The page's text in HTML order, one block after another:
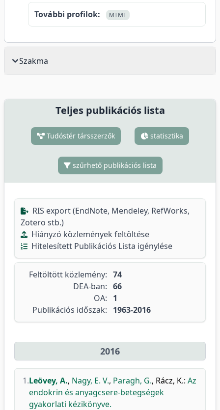
További profilok: MTMT
Szakma
Teljes publikációs lista
Tudóstér társszerzők statisztika
szűrhető publikációs lista
RIS export (EndNote, Mendeley, RefWorks,
Zotero stb.)
Hiányzó közlemények feltöltése
Hitelesített Publikációs Lista igénylése
Feltöltött közlemény: 74
DEA-ban: 66
OA:
1
Publikációs időszak:
1963-2016
2016
1.Leövey, A., Nagy, E. V., Paragh, G., Rácz, K.: Az
endokrin és anyagcsere-betegségek
gyakorlati kézikönyve.